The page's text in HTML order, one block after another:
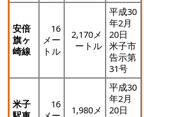
安倍
旗ヶ
崎線
16
メー
トル
2,170メ
ートル
平成30
年2月
20日
米子市
告示第
31号
米子
16
1,980メ
平成30
年2月
20日